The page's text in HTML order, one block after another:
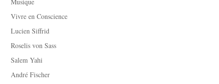
Vivre en Conscience
Lucien Siffrid
Roselis von Sass
Salem Yahi
André Fischer